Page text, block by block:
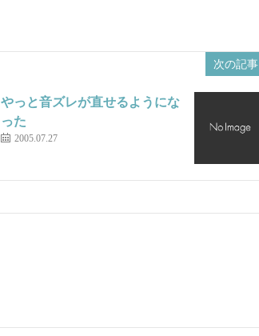
次の記事
やっと音ズレが直せるようにな
った
2005.07.27